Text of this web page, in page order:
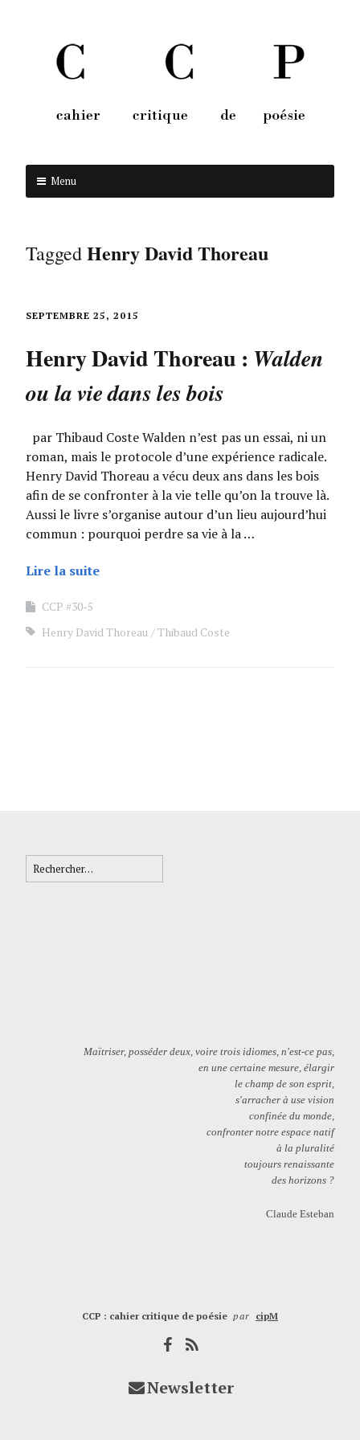
Menu
TaggedHenry David Thoreau
SEPTEMBRE 25, 2015
Henry David Thoreau : Walden
ou la vie dans les bois
par Thibaud Coste Walden n’est pas un essai, ni un
roman, mais le protocole d’une expérience radicale.
Henry David Thoreau a vécu deux ans dans les bois
afin de se confronter à la vie telle qu’on la trouve là.
Aussi le livre s’organise autour d’un lieu aujourd’hui
commun : pourquoi perdre sa vie à la …
Lire la suite
CCP #30-5
Henry David Thoreau
Thibaud Coste
Rechercher :
Maïtriser, posséder deux, voire trois idiomes, n'est-ce pas,
en une certaine mesure, élargir
le champ de son esprit,
s'arracher à use vision
confinée du monde,
confronter notre espace natif
à la pluralité
toujours renaissante
des horizons ?
Claude Esteban
CCP : cahier critique de poésie par cipM
Newsletter